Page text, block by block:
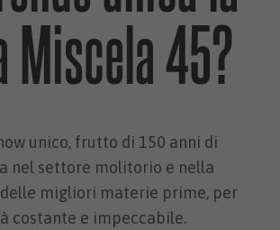
Miscela 45?
unico, frutto di 150 anni di
nel settore molitorio e nella
migliori materie prime, per
costante e impeccabile.